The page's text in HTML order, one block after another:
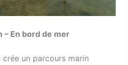
– En bord de mer
crée un parcours marin